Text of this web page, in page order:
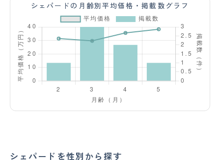
シェパードの月齢別平均価格・掲載数グラフ
シェパードを性別から探す